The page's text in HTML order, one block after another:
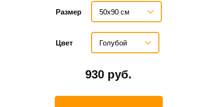
Размер 50х90 см
Цвет Голубой
930 руб.